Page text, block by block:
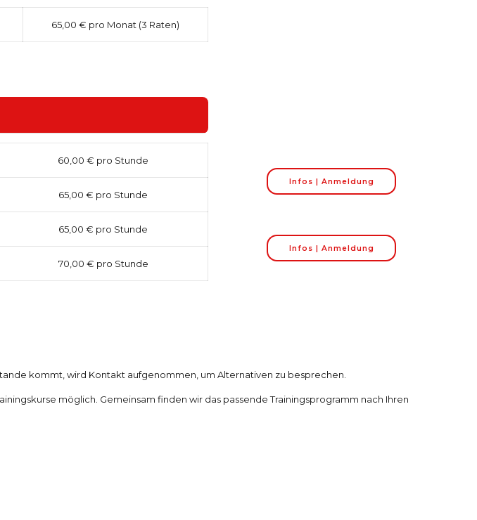
65,00 € pro Monat (3 Raten)
60,00 € pro Stunde
65,00 € pro Stunde
65,00 € pro Stunde
70,00 € pro Stunde
Infos | Anmeldung
Infos | Anmeldung
kommt, wird Kontakt aufgenommen, um Alternativen zu besprechen.
möglich. Gemeinsam finden wir das passende Trainingsprogramm nach Ihren